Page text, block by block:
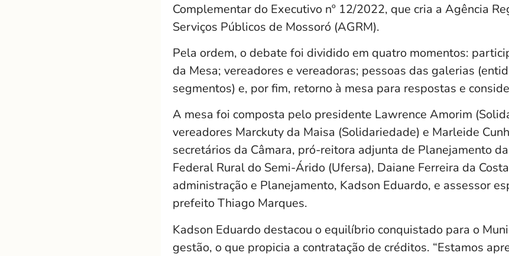
Complementar do Executivo nº 12/2022, que cria a Agência
Serviços Públicos de Mossoró (AGRM).
Pela ordem, o debate foi dividido em quatro momentos:
da Mesa; vereadores e vereadoras; pessoas das galerias
segmentos) e, por fim, retorno à mesa para respostas e
A mesa foi composta pelo presidente Lawrence Amorim
vereadores Marckuty da Maisa (Solidariedade) e Marleide
secretários da Câmara, pró-reitora adjunta de Planejamento
Federal Rural do Semi-Árido (Ufersa), Daiane Ferreira da
administração e Planejamento, Kadson Eduardo, e assessor
prefeito Thiago Marques.
Kadson Eduardo destacou o equilíbrio conquistado para o
gestão, o que propicia a contratação de créditos. “Estamos